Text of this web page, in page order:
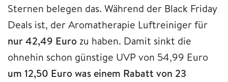
Sternen belegen das. Während der Black Friday
Deals ist, der Aromatherapie Luftreiniger für
nur 42,49 Eurozu haben. Damit sinkt die
ohnehin schon günstige UVP von 54,99 Euro
um 12,50 Euro was einem Rabatt von 23